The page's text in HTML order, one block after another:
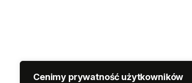
Cenimy prywatność użytkowników